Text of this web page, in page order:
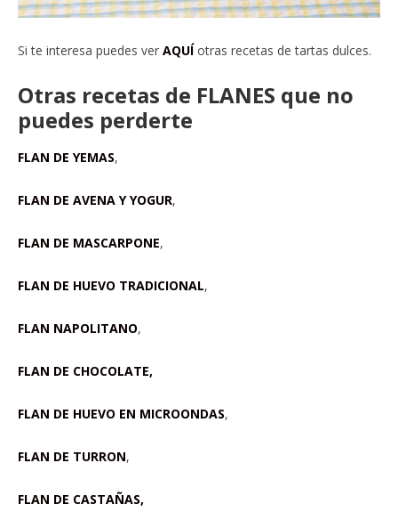
Si te interesa puedes ver AQUÍ otras recetas de tartas dulces.
Otras recetas de FLANES que no
puedes perderte
FLAN DE YEMAS,
FLAN DE AVENA Y YOGUR,
FLAN DE MASCARPONE,
FLAN DE HUEVO TRADICIONAL,
FLAN NAPOLITANO,
FLAN DE CHOCOLATE,
FLAN DE HUEVO EN MICROONDAS,
FLAN DE TURRON,
FLAN DE CASTAÑAS,